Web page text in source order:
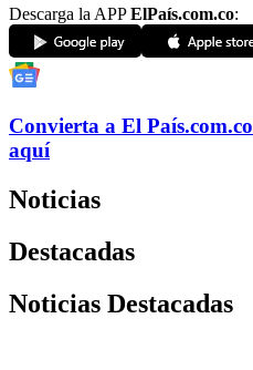
Descarga la APPElPaís.com.co:
Convierta a El País.com.co
aquí
Noticias
Destacadas
Noticias Destacadas